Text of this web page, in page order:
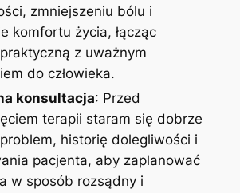
zmniejszeniu bólu i
komfortu życia, łącząc
z uważnym
do człowieka.
konsultacja: Przed
terapii staram się dobrze
historię dolegliwości i
pacjenta, aby zaplanować
w sposób rozsądny i